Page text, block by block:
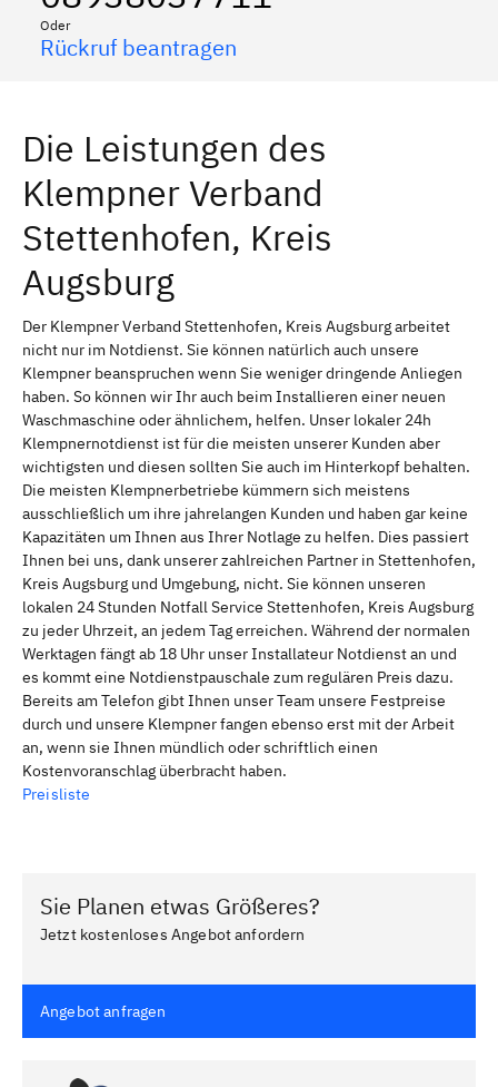
Oder
Rückruf beantragen
Die Leistungen des
Klempner Verband
Stettenhofen, Kreis
Augsburg
Der Klempner Verband Stettenhofen, Kreis Augsburg arbeitet
nicht nur im Notdienst. Sie können natürlich auch unsere
Klempner beanspruchen wenn Sie weniger dringende Anliegen
haben. So können wir Ihr auch beim Installieren einer neuen
Waschmaschine oder ähnlichem, helfen. Unser lokaler 24h
Klempnernotdienst ist für die meisten unserer Kunden aber
wichtigsten und diesen sollten Sie auch im Hinterkopf behalten.
Die meisten Klempnerbetriebe kümmern sich meistens
ausschließlich um ihre jahrelangen Kunden und haben gar keine
Kapazitäten um Ihnen aus Ihrer Notlage zu helfen. Dies passiert
Ihnen bei uns, dank unserer zahlreichen Partner in Stettenhofen,
Kreis Augsburg und Umgebung, nicht. Sie können unseren
lokalen 24 Stunden Notfall Service Stettenhofen, Kreis Augsburg
zu jeder Uhrzeit, an jedem Tag erreichen. Während der normalen
Werktagen fängt ab 18 Uhr unser Installateur Notdienst an und
es kommt eine Notdienstpauschale zum regulären Preis dazu.
Bereits am Telefon gibt Ihnen unser Team unsere Festpreise
durch und unsere Klempner fangen ebenso erst mit der Arbeit
an, wenn sie Ihnen mündlich oder schriftlich einen
Kostenvoranschlag überbracht haben.
Preisliste
Sie Planen etwas Größeres?
Jetzt kostenloses Angebot anfordern
Angebot anfragen